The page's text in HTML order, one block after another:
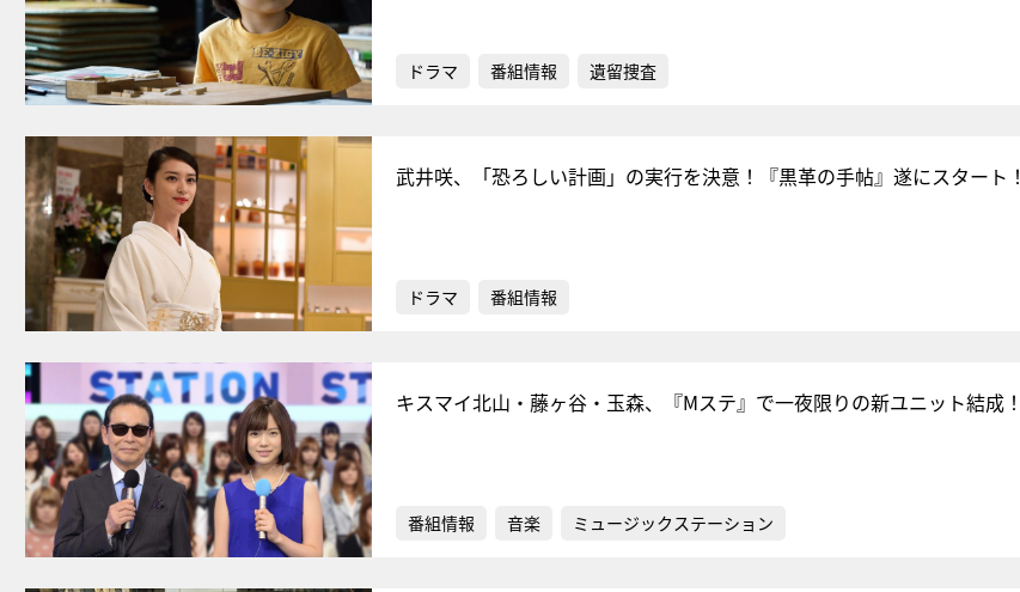
ドラマ 番組情報 遺留捜査
武井咲、「恐ろしい計画」の実行を決意！『黒革の手帖』遂にスタート！
ドラマ 番組情報
キスマイ北山・藤ヶ谷・玉森、『Mステ』で一夜限りの新ユニット結成！
番組情報 音楽 ミュージックステーション